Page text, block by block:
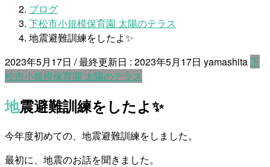
ブログ
下松市小規模保育園 太陽のテラス
地震避難訓練をしたよ✨
2023年5月17日 / 最終更新日 : 2023年5月17日 yamashita下
松市小規模保育園 太陽のテラス
地震避難訓練をしたよ✨
今年度初めての、地震避難訓練をしました。
最初に、地震のお話を聞きました。